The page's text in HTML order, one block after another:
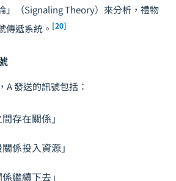
」（Signaling Theory）來分析，禮物
傳遞系統。 [20]
A 發送的訊號包括：
存在關係」
係投入資源」
繼續下去」